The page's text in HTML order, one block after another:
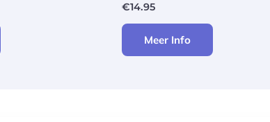
€14.95
Meer Info